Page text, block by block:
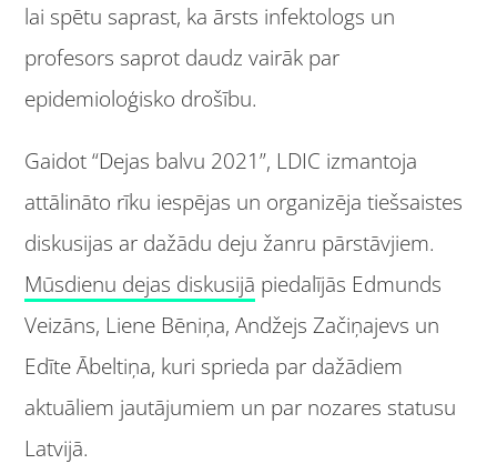
lai spētu saprast, ka ārsts infektologs un
profesors saprot daudz vairāk par
epidemioloģisko drošību.
Gaidot “Dejas balvu 2021”, LDIC izmantoja
attālināto rīku iespējas un organizēja tiešsaistes
diskusijas ar dažādu deju žanru pārstāvjiem.
Mūsdienu dejas diskusijā piedalījās Edmunds
Veizāns, Liene Bēniņa, Andžejs Začiņajevs un
Edīte Ābeltiņa, kuri sprieda par dažādiem
aktuāliem jautājumiem un par nozares statusu
Latvijā.